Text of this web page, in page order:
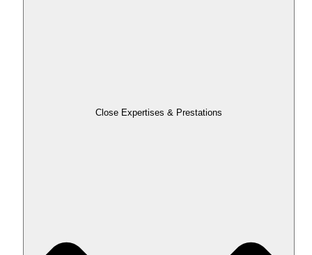
Close Expertises & Prestations